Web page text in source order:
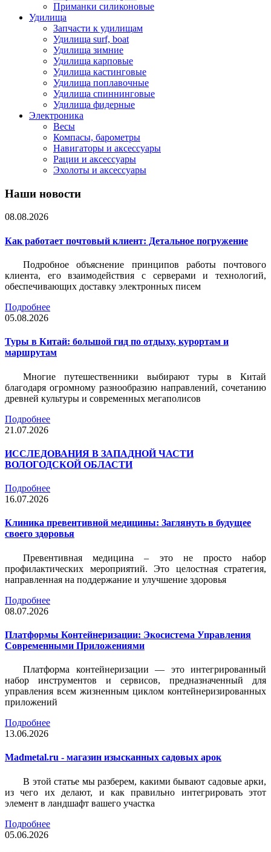
Приманки силиконовые
Удилища
Запчасти к удилищам
Удилища surf, boat
Удилища зимние
Удилища карповые
Удилища кастинговые
Удилища поплавочные
Удилища спиннинговые
Удилища фидерные
Электроника
Весы
Компасы, барометры
Навигаторы и аксессуары
Рации и аксессуары
Эхолоты и аксессуары
Наши новости
08.08.2026
Как работает почтовый клиент: Детальное погружение
Подробное объяснение принципов работы почтового
клиента, его взаимодействия с серверами и технологий,
обеспечивающих доставку электронных писем
Подробнее
05.08.2026
Туры в Китай: большой гид по отдыху, курортам и
маршрутам
Многие путешественники выбирают туры в Китай
благодаря огромному разнообразию направлений, сочетанию
древней культуры и современных мегаполисов
Подробнее
21.07.2026
ИССЛЕДОВАНИЯ В ЗАПАДНОЙ ЧАСТИ
ВОЛОГОДСКОЙ ОБЛАСТИ
Подробнее
16.07.2026
Клиника превентивной медицины: Заглянуть в будущее
своего здоровья
Превентивная медицина – это не просто набор
профилактических мероприятий. Это целостная стратегия,
направленная на поддержание и улучшение здоровья
Подробнее
08.07.2026
Платформы Контейнеризации: Экосистема Управления
Современными Приложениями
Платформа контейнеризации — это интегрированный
набор инструментов и сервисов, предназначенный для
управления всем жизненным циклом контейнеризированных
приложений
Подробнее
13.06.2026
Madmetal.ru - магазин изысканных садовых арок
В этой статье мы разберем, какими бывают садовые арки,
из чего их делают, и как правильно интегрировать этот
элемент в ландшафт вашего участка
Подробнее
05.06.2026